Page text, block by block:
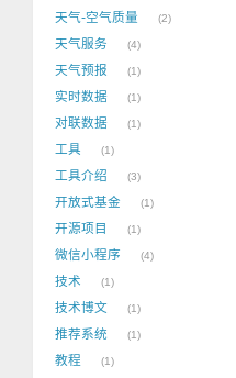
天气-空气质量 2
天气服务 4
天气预报 1
实时数据 1
对联数据 1
工具 1
工具介绍 3
开放式基金 1
开源项目 1
微信小程序 4
技术 1
技术博文 1
推荐系统 1
教程 1